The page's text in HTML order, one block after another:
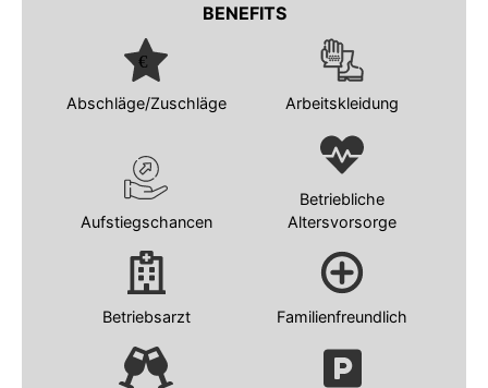
BENEFITS
Abschläge/Zuschläge Arbeitskleidung
Aufstiegschancen
Betriebliche
Altersvorsorge
Betriebsarzt Familienfreundlich